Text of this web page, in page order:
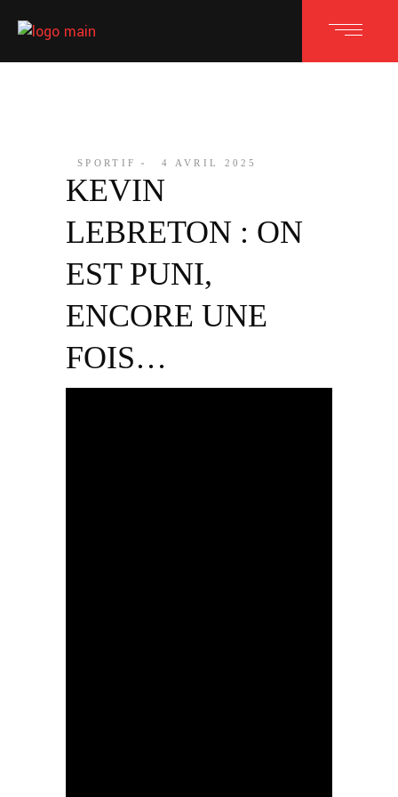
SPORTIF 4 AVRIL 2025
KEVIN
LEBRETON : ON
EST PUNI,
ENCORE UNE
FOIS…